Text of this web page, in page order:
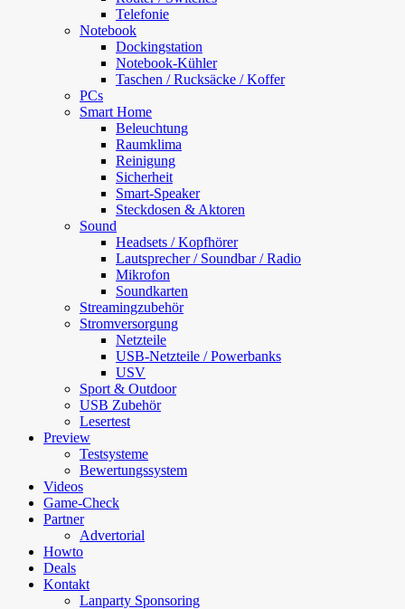
Telefonie
Notebook
Dockingstation
Notebook-Kühler
Taschen / Rucksäcke / Koffer
PCs
Smart Home
Beleuchtung
Raumklima
Reinigung
Sicherheit
Smart-Speaker
Steckdosen & Aktoren
Sound
Headsets / Kopfhörer
Lautsprecher / Soundbar / Radio
Mikrofon
Soundkarten
Streamingzubehör
Stromversorgung
Netzteile
USB-Netzteile / Powerbanks
USV
Sport & Outdoor
USB Zubehör
Lesertest
Preview
Testsysteme
Bewertungssystem
Videos
Game-Check
Partner
Advertorial
Howto
Deals
Kontakt
Lanparty Sponsoring